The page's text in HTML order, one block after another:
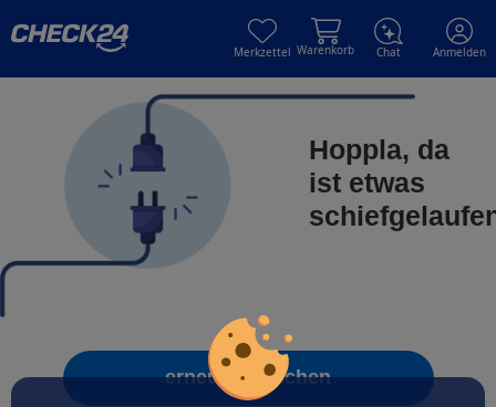
Merkzettel Warenkorb Chat Anmelden
Hoppla, da
ist etwas
erneut versuchen